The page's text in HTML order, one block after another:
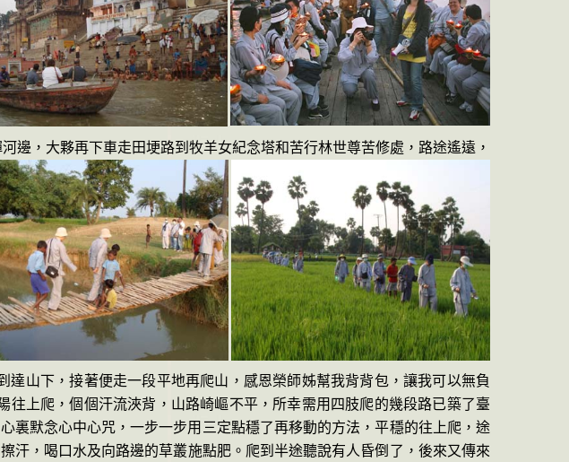
邊，大夥再下車走田埂路到牧羊女紀念塔和苦行林世尊苦修處，路途遙遠，
達山下，接著便走一段平地再爬山，感恩榮師姊幫我背背包，讓我可以無負
往上爬，個個汗流浹背，山路崎嶇不平，所幸需用四肢爬的幾段路已築了臺
裏默念心中心咒，一步一步用三定點穩了再移動的方法，平穩的往上爬，途
汗，喝口水及向路邊的草叢施點肥。爬到半途聽說有人昏倒了，後來又傳來